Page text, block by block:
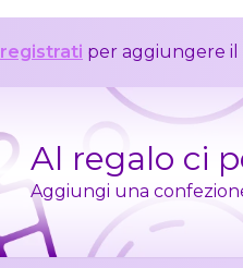
registrati per aggiungere
Al regalo ci
Aggiungi una